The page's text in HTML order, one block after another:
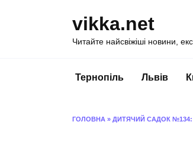
vikka.net
Читайте найсвіжіші новини,
Тернопіль Львів
ГОЛОВНА » ДИТЯЧИЙ САДОК